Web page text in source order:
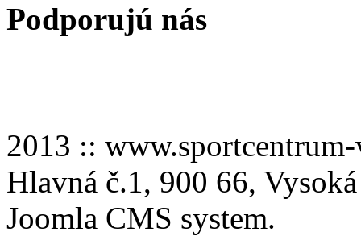
Podporujú nás
2013 ::
Hlavná č.1, 900 66,
Joomla CMS system.